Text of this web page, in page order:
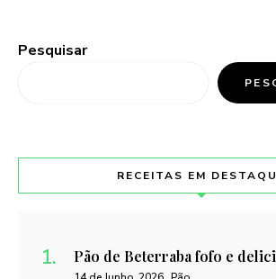
Pesquisar
RECEITAS EM
Pão de Beterraba fofo e